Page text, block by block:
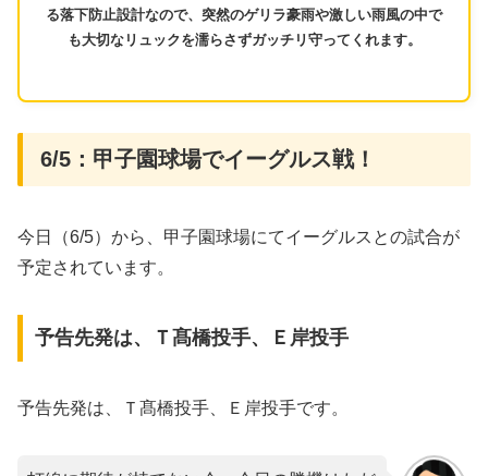
る落下防止設計なので、突然のゲリラ豪雨や激しい雨風の中で
も大切なリュックを濡らさずガッチリ守ってくれます。
6/5：甲子園球場でイーグルス戦！
今日（6/5）から、甲子園球場にてイーグルスとの試合が
予定されています。
予告先発は、Ｔ髙橋投手、Ｅ岸投手
予告先発は、Ｔ髙橋投手、Ｅ岸投手です。